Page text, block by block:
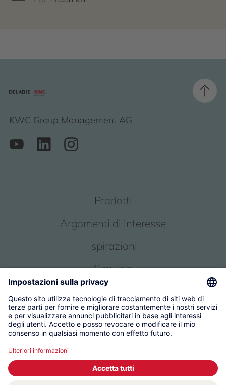
KWC Group Management AG
Prodotti
Argomenti di interesse
Ispirazioni
Servizio
Chi siamo
© 2026 KWC Group Management AG
Condizioni generali
Impronta